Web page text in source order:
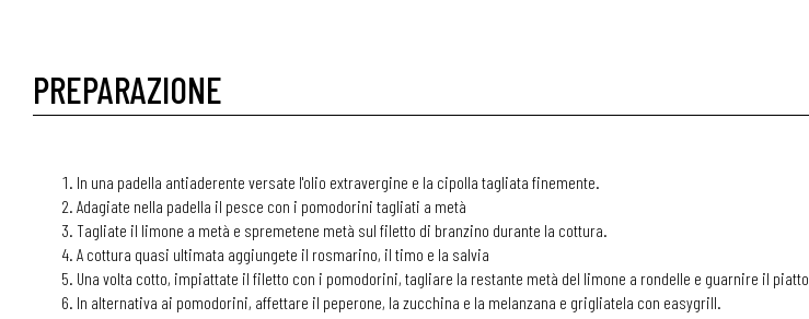
PREPARAZIONE
In una padella antiaderente versate l'olio extravergine e la cipolla tagliata finemente.
Adagiate nella padella il pesce con i pomodorini tagliati a metà
Tagliate il limone a metà e spremetene metà sul filetto di branzino durante la cottura.
A cottura quasi ultimata aggiungete il rosmarino, il timo e la salvia
Una volta cotto, impiattate il filetto con i pomodorini, tagliare la restante metà del limone a rondelle e guarnire il piatto
In alternativa ai pomodorini, affettare il peperone, la zucchina e la melanzana e grigliatela con easygrill.